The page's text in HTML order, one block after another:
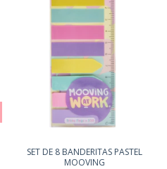
SET DE 8 BANDERITAS PASTEL
MOOVING